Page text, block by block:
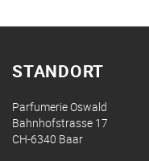
STANDORT
Parfumerie Oswald
Bahnhofstrasse 17
CH-6340 Baar